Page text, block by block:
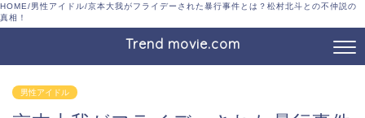
HOME/男性アイドル/京本大我がフライデーされた暴行事件とは？松村北斗との不仲説の
真相！
Trend movie.com
男性アイドル